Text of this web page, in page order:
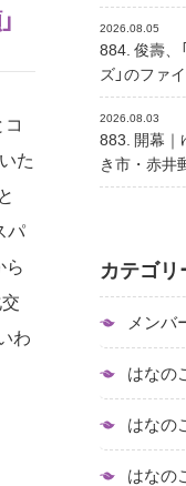
た
パ
ら
わ
2026.08.05
884. 俊壽、
ズ」のファ
2026.08.03
883. 開幕｜
き市・赤井
カテゴリ
メンバ
はなの
はなの
はなの